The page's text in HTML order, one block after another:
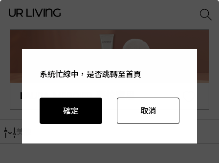
LAURA MERCIER 蘿拉蜜思
美妝
系統忙線中，是否跳轉至首頁
確定 取消
系統忙線中，是否跳轉至首頁
確定 取消
系統忙線中，是否跳轉至首頁
確定 取消
系統忙線中，是否跳轉至首頁
確定 取消
系統忙線中，是否跳轉至首頁
確定 取消